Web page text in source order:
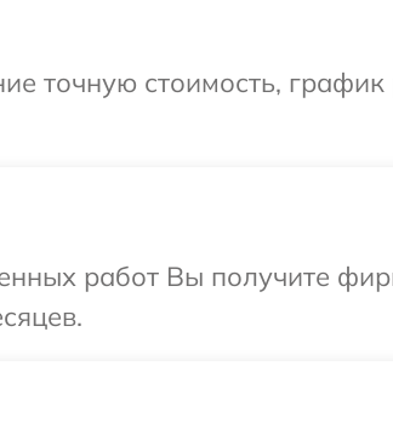
точную стоимость,
работ Вы получите